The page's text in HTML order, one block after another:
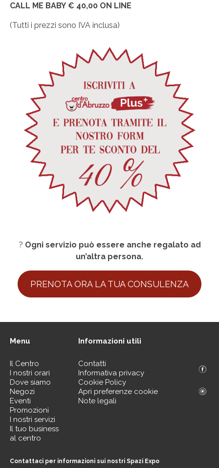
CALL ME BABY € 40,00 ON LINE
(Tutti i prezzi sono IVA inclusa)
? Ogni servizio può essere anche regalato ad
un’altra persona.
PRENOTA ORA LA TUA CONSULENZA
Menu
Il Centro
I nostri orari
Dove siamo
Negozi
Eventi
Promozioni
I nostri servizi
Il tuo business
al centro
Informazioni utili
Contatti
Informativa privacy
Cookie Policy
Apri preferenze cookie
Note legali
Contattaci per informazioni sui nostri Spazi Expo